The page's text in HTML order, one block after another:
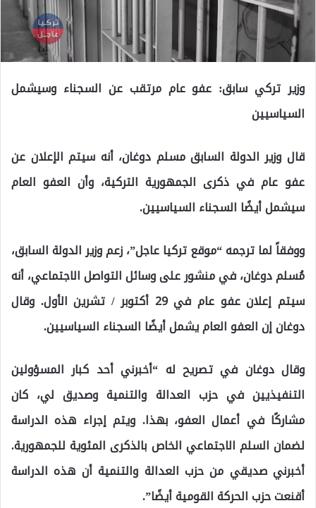
وزير تركي سابق: عفو عام مرتقب عن السجناء وسيشمل
السياسيين
قال وزير الدولة السابق مسلم دوغان، أنه سيتم الإعلان عن
عفو ​​عام في ذكرى الجمهورية التركية، وأن العفو العام
سيشمل أيضًا السجناء السياسيين.
ووفقاً لما ترجمه “موقع تركيا عاجل”، زعم وزير الدولة السابق،
مُسلم دوغان، في منشور على وسائل التواصل الاجتماعي، أنه
سيتم إعلان عفو ​​عام في 29 أكتوبر / تشرين الأول. وقال
دوغان إن العفو العام يشمل أيضًا السجناء السياسيين.
وقال دوغان في تصريح له “أخبرني أحد كبار المسؤولين
التنفيذيين في حزب العدالة والتنمية وصديق لي، كان
مشاركًا في أعمال العفو، بهذا. ويتم إجراء هذه الدراسة
لضمان السلم الاجتماعي الخاص بالذكرى المئوية للجمهورية.
أخبرني صديقي من حزب العدالة والتنمية أن هذه الدراسة
أقنعت حزب الحركة القومية أيضًا”.